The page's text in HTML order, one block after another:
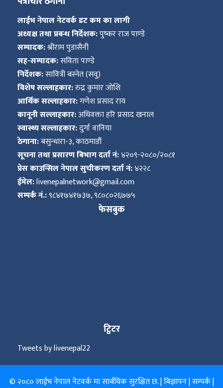
लाईभ नेपाल नेटवर्क डट कम का लागी
अध्यक्ष तथा प्रबन्ध निर्देशक:पुष्कर राज पाण्डे
सम्पादक:श्रीराम पुडासैनी
सह-सम्पादक:सविता पाण्डे
निर्देशक:सावित्री बस्नेत (सवु)
विशेष सल्लाहकार:रुद्र कुमार जोशि
आर्थिक सल्लाहकार:गणेश प्रसाद राय
कानूनी सल्लाहकार:अधिवक्ता हरि प्रसाद खनाल
स्वास्थ्य सल्लाहकार:दुर्गा वानिया
ठेगाना:बसुन्धारा-३, काठमाडौं
सूचना तथा प्रसारण बिभाग दर्ता नं:४२०९-२०८०/२०८१
प्रेस काउन्सिल नेपाल सुचीकरण दर्ता नं:४२२८
ईमेल:livenepalnetwork@gmail.com
सम्पर्क नं.:९८४१७४१७३७, ९८०८०२६७७५
फेसबुक
ट्विटर
Tweets by livenepal22
© २०८० लाईभ नेपाल नेटवर्क मा सार्बधिक सुरक्षित छ. |बिज्ञापन|सम्पर्क|